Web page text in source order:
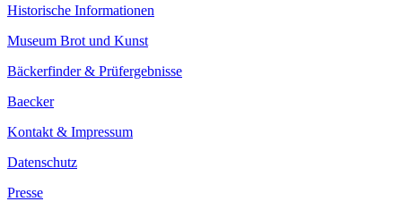
Historische Informationen
Museum Brot und Kunst
Bäckerfinder & Prüfergebnisse
Baecker
Kontakt & Impressum
Datenschutz
Presse